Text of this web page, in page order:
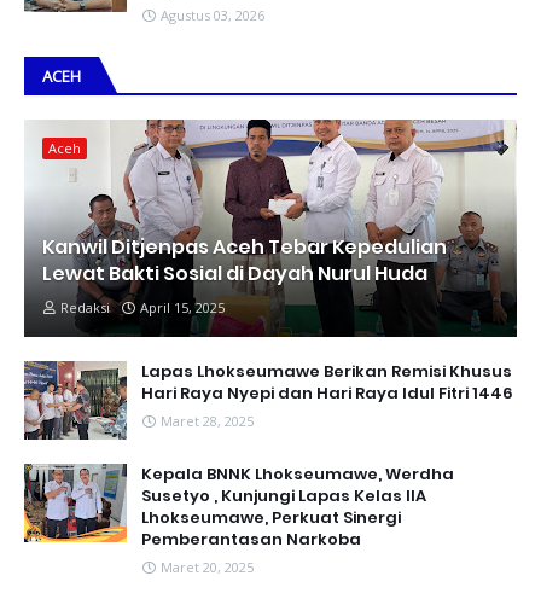
Agustus 03, 2026
ACEH
Aceh
Kanwil Ditjenpas Aceh Tebar Kepedulian
Lewat Bakti Sosial di Dayah Nurul Huda
Redaksi April 15, 2025
Lapas Lhokseumawe Berikan Remisi Khusus
Hari Raya Nyepi dan Hari Raya Idul Fitri 1446
Maret 28, 2025
Kepala BNNK Lhokseumawe, Werdha
Susetyo , Kunjungi Lapas Kelas IIA
Lhokseumawe, Perkuat Sinergi
Pemberantasan Narkoba
Maret 20, 2025